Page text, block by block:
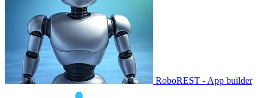
RoboREST - App builder